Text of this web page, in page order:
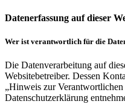
Datenerfassung auf dieser
Wer ist verantwortlich für die
Die Datenverarbeitung auf
Websitebetreiber. Dessen
„Hinweis zur Verantwortlichen
Datenschutzerklärung